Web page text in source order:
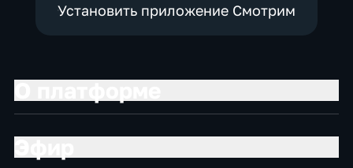
Установить приложение Смотрим